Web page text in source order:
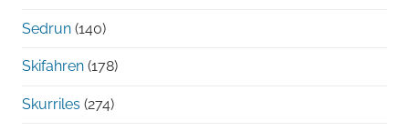
Sedrun (140)
Skifahren (178)
Skurriles (274)